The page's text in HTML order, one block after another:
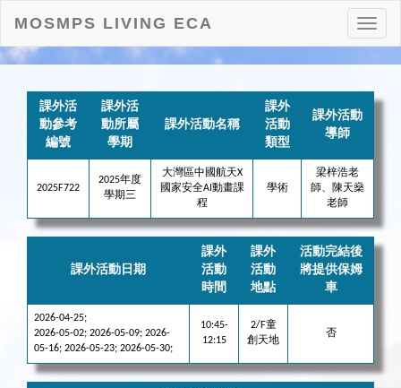
打
開
MOSMPS LIVING ECA
課外活
動參考
編號
課外活
動所屬
學期
課外活動名稱
課外
活動
類型
課外活動
導師
2025F722
2025年度
學期三
大灣區中國航天X
國家安全AI動畫課
程
學術
梁梓浩老
師、陳天燊
老師
課外活動日期
課外
活動
時間
課外
活動
地點
活動完結後
將提供保姆
車
2026-04-25;
2026-05-02; 2026-05-09; 2026-
05-16; 2026-05-23; 2026-05-30;
10:45-
12:15
2/F童
創天地
否